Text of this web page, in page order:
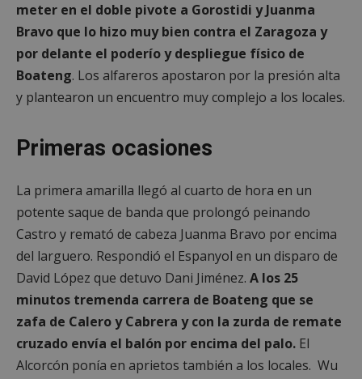
meter en el doble pivote a Gorostidi y Juanma
Bravo que lo hizo muy bien contra el Zaragoza y
por delante el poderío y despliegue físico de
Boateng. Los alfareros apostaron por la presión alta
y plantearon un encuentro muy complejo a los locales.
Primeras ocasiones
La primera amarilla llegó al cuarto de hora en un
potente saque de banda que prolongó peinando
Castro y remató de cabeza Juanma Bravo por encima
del larguero. Respondió el Espanyol en un disparo de
David López que detuvo Dani Jiménez. A los 25
minutos tremenda carrera de Boateng que se
zafa de Calero y Cabrera y con la zurda de remate
cruzado envía el balón por encima del palo. El
Alcorcón ponía en aprietos también a los locales. Wu